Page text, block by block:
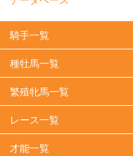
騎手一覧
種牡馬一覧
繁殖牝馬一覧
レース一覧
才能一覧